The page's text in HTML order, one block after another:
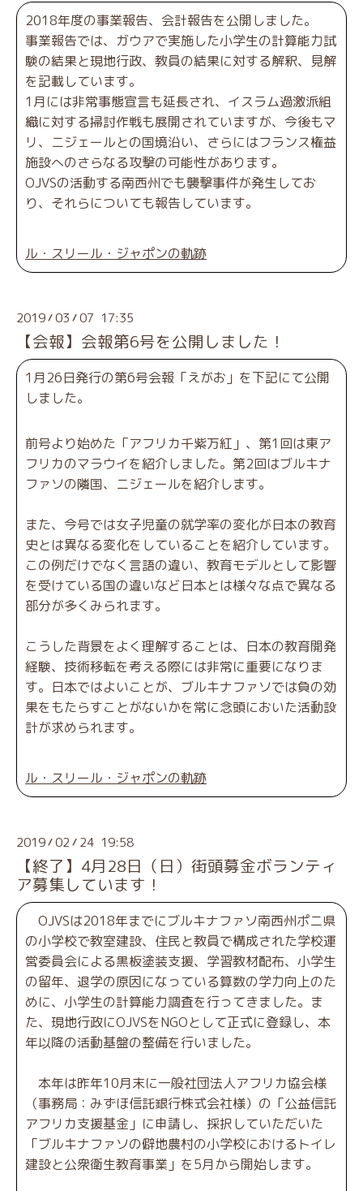
2018年度の事業報告、会計報告を公開しました。
事業報告では、ガウアで実施した小学生の計算能力試
験の結果と現地行政、教員の結果に対する解釈、見解
を記載しています。
1月には非常事態宣言も延長され、イスラム過激派組
織に対する掃討作戦も展開されていますが、今後もマ
リ、ニジェールとの国境沿い、さらにはフランス権益
施設へのさらなる攻撃の可能性があります。
OJVSの活動する南西州でも襲撃事件が発生してお
り、それらについても報告しています。
ル・スリール・ジャポンの軌跡
2019/03 /07 17:35
【会報】会報第6号を公開しました！
1月26日発行の第6号会報「えがお」を下記にて公開
しました。
前号より始めた「アフリカ千紫万紅」、第1回は東ア
フリカのマラウイを紹介しました。第2回はブルキナ
ファソの隣国、ニジェールを紹介します。
また、今号では女子児童の就学率の変化が日本の教育
史とは異なる変化をしていることを紹介しています。
この例だけでなく言語の違い、教育モデルとして影響
を受けている国の違いなど日本とは様々な点で異なる
部分が多くみられます。
こうした背景をよく理解することは、日本の教育開発
経験、技術移転を考える際には非常に重要になりま
す。日本ではよいことが、ブルキナファソでは負の効
果をもたらすことがないかを常に念頭においた活動設
計が求められます。
ル・スリール・ジャポンの軌跡
2019/02 / 24 19:58
【終了】4月28日（日）街頭募金ボランティ
ア募集しています！
OJVSは2018年までにブルキナファソ南西州ポニ県
の小学校で教室建設、住民と教員で構成された学校運
営委員会による黒板塗装支援、学習教材配布、小学生
の留年、退学の原因になっている算数の学力向上のた
めに、小学生の計算能力調査を行ってきました。ま
た、現地行政にOJVSをNGOとして正式に登録し、本
年以降の活動基盤の整備を行いました。
本年は昨年10月末に一般社団法人アフリカ協会様
（事務局：みずほ信託銀行株式会社様）の「公益信託
アフリカ支援基金」に申請し、採択していただいた
「ブルキナファソの僻地農村の小学校におけるトイレ
建設と公衆衛生教育事業」を5月から開始します。